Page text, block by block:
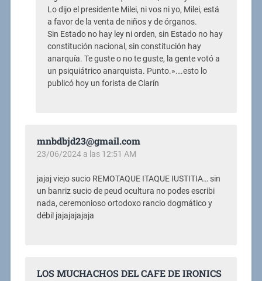
Lo dijo el presidente Milei, ni vos ni yo, Milei, está
a favor de la venta de niños y de órganos.
Sin Estado no hay ley ni orden, sin Estado no hay
constitución nacional, sin constitución hay
anarquía. Te guste o no te guste, la gente votó a
un psiquiátrico anarquista. Punto.»….esto lo
publicó hoy un forista de Clarín
mnbdbjd23@gmail.com
23/06/2024 a las 12:51 AM
jajaj viejo sucio REMOTAQUE ITAQUE IUSTITIA… sin
un banriz sucio de peud ocultura no podes escribi
nada, ceremonioso ortodoxo rancio dogmático y
débil jajajajajaja
LOS MUCHACHOS DEL CAFE DE IRONICS